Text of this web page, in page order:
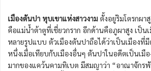
เมืองตันปา หุบเขาแห่งสาวงาม ตั้งอยู่ริมโตรกผา
คือแม่น้ำต้าตูที่เชี่ยวกราก อีกด้านคือภูผาสูง เป็
หลายรูปแบบ ตัวเมืองตันปาถือได้ว่าเป็นเมืองที่มี
หนึ่งเมื่อเทียบกับเมืองอื่นๆ ตันปาในอดีตเป็นเมื
มากของแคว้นคามทิเบต มีสมญาว่า “อาณาจักร